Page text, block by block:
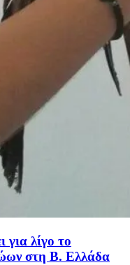
για λίγο το
στη Β. Ελλάδα